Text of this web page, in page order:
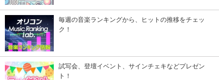
毎週の音楽ランキングから、ヒットの推移をチェッ
ク！
試写会、登壇イベント、サインチェキなどプレゼン
ト！